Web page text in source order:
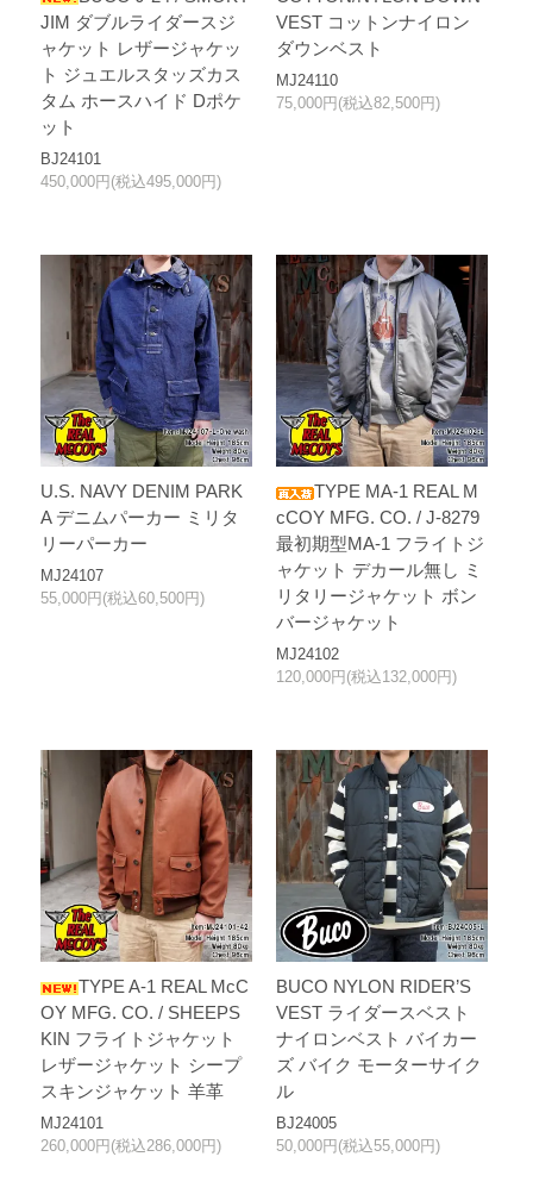
JIM ダブルライダースジ
ャケット レザージャケッ
ト ジュエルスタッズカス
タム ホースハイド Dポケ
ット
BJ24101
450,000円(税込495,000円)
VEST コットンナイロン
ダウンベスト
MJ24110
75,000円(税込82,500円)
U.S. NAVY DENIM PARK
A デニムパーカー ミリタ
リーパーカー
MJ24107
55,000円(税込60,500円)
TYPE MA-1 REAL M
cCOY MFG. CO. / J-8279
最初期型MA-1 フライトジ
ャケット デカール無し ミ
リタリージャケット ボン
バージャケット
MJ24102
120,000円(税込132,000円)
TYPE A-1 REAL McC
OY MFG. CO. / SHEEPS
KIN フライトジャケット
レザージャケット シープ
スキンジャケット 羊革
MJ24101
260,000円(税込286,000円)
BUCO NYLON RIDER’S
VEST ライダースベスト
ナイロンベスト バイカー
ズ バイク モーターサイク
ル
BJ24005
50,000円(税込55,000円)